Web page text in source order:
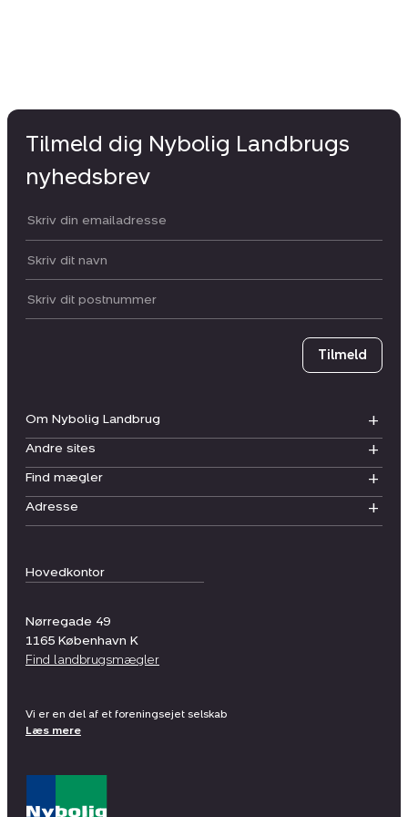
Hovedkontor
Nørregade 49
1165 København K
Find landbrugsmægler
Om Nybolig Landbrug
Andre sites
Find mægler
Adresse
Tilmeld dig Nybolig Landbrugs
nyhedsbrev
Din email:
Dit navn:
Postnummer
Tilmeld
Vi er en del af et foreningsejet selskab
Læs mere